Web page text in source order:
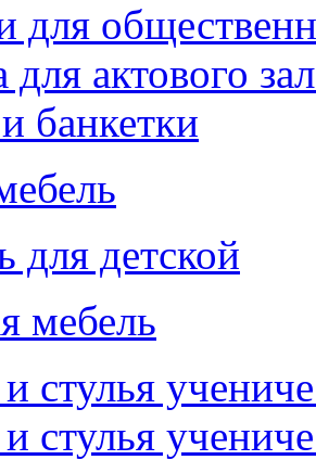
для
для актового
банкетки
для детской
мебель
стулья
стулья